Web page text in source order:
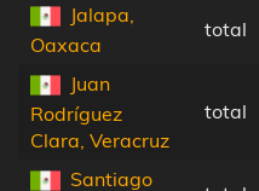
Jalapa,
Oaxaca
total
Juan
Rodríguez
Clara, Veracruz
total
Santiago